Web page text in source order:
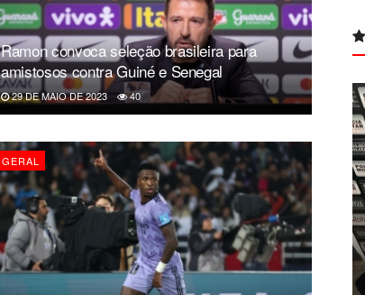
Ramon convoca seleção brasileira para
amistosos contra Guiné e Senegal
29 DE MAIO DE 2023 40
GERAL